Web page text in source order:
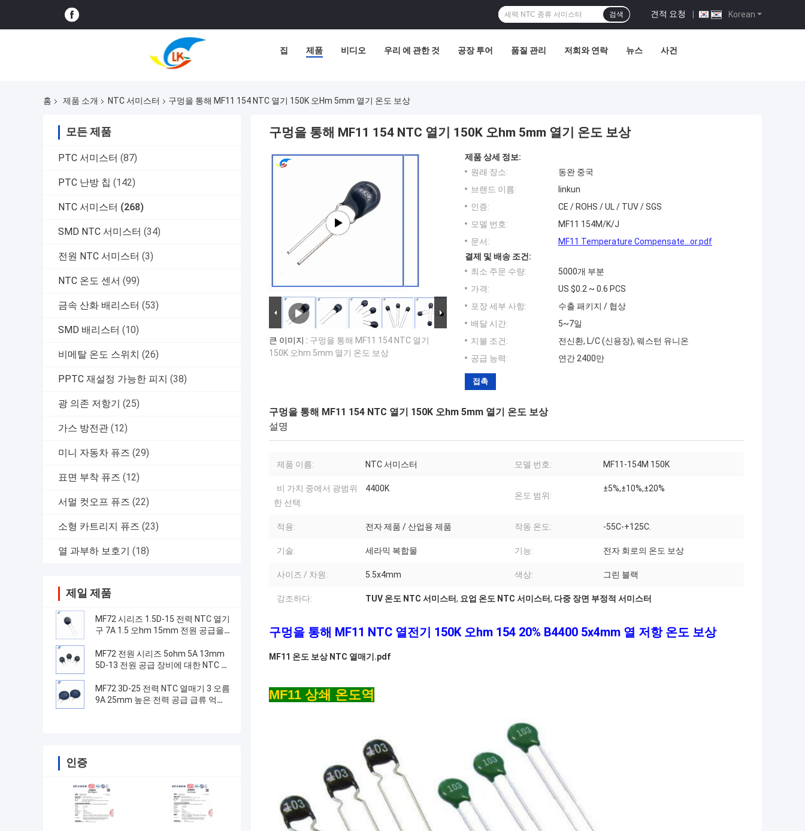
Korean
견적 요청 |
검색
집 제품 비디오 우리 에 관한 것 공장 투어 품질 관리 저희와 연락 뉴스 사건
홈 제품 소개 NTC 서미스터 구멍을 통해 MF11 154 NTC 열기 150K 오hm 5mm 열기 온도 보상
모든 제품
PTC 서미스터 (87)
PTC 난방 칩 (142)
NTC 서미스터 (268)
SMD NTC 서미스터 (34)
전원 NTC 서미스터 (3)
NTC 온도 센서 (99)
금속 산화 배리스터 (53)
SMD 배리스터 (10)
비메탈 온도 스위치 (26)
PPTC 재설정 가능한 피지 (38)
광 의존 저항기 (25)
가스 방전관 (12)
미니 자동차 퓨즈 (29)
표면 부착 퓨즈 (12)
서멀 컷오프 퓨즈 (22)
소형 카트리지 퓨즈 (23)
열 과부하 보호기 (18)
제일 제품
MF72 시리즈 1.5D-15 전력 NTC 열기
구 7A 1.5 오hm 15mm 전원 공급을
MF72 전원 시리즈 5ohm 5A 13mm
5D-13 전원 공급 장비에 대한 NTC 열
MF72 3D-25 전력 NTC 열매기 3 오름
9A 25mm 높은 전력 공급 급류 억제
인증
구멍을 통해 MF11 154 NTC 열기 150K 오hm 5mm 열기 온도 보상
큰 이미지 : 구멍을 통해 MF11 154 NTC 열기
150K 오hm 5mm 열기 온도 보상
제품 상세 정보:
원래 장소:
동완 중국
브랜드 이름:
linkun
인증:
CE / ROHS / UL / TUV / SGS
모델 번호:
MF11 154M/K/J
문서:
MF11 Temperature Compensate...or.pdf
결제 및 배송 조건:
최소 주문 수량:
5000개 부분
가격:
US $0.2 ~ 0.6 PCS
포장 세부 사항:
수출 패키지 / 협상
배달 시간:
5~7일
지불 조건:
전신환, L/C (신용장), 웨스턴 유니온
공급 능력:
연간 2400만
접촉
구멍을 통해 MF11 154 NTC 열기 150K 오hm 5mm 열기 온도 보상
설명
제품 이름: NTC 서미스터 모델 번호: MF11-154M 150K
비 가치 중에서 광범위
한 선택:
4400K
온도 범위:
±5%,±10%,±20%
적용: 전자 제품 / 산업용 제품 작동 온도: -55C-+125C.
기술: 세라믹 복합물 기능: 전자 회로의 온도 보상
사이즈 / 차원: 5.5x4mm 색상: 그린 블랙
강조하다: TUV 온도 NTC 서미스터, 요업 온도 NTC 서미스터, 다중 장면 부정적 서미스터
구멍을 통해 MF11 NTC 열전기 150K 오hm 154 20% B4400 5x4mm 열 저항 온도 보상
MF11 온도 보상 NTC 열매기.pdf
MF11 상쇄 온도역